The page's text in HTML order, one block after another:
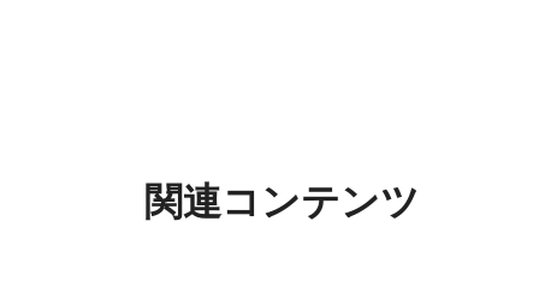
関連コンテンツ